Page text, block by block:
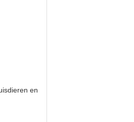
en